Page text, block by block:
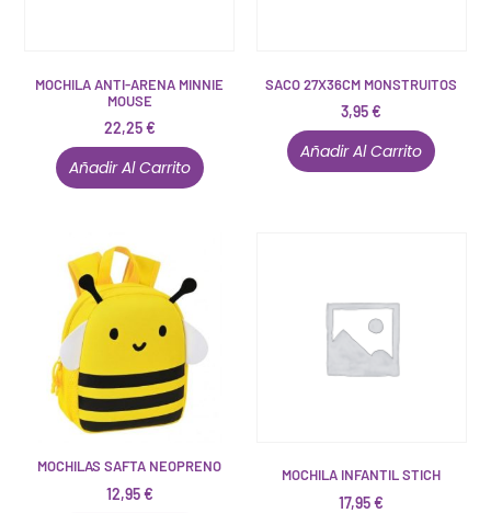
MOCHILA ANTI-ARENA MINNIE
MOUSE
22,25€
Añadir Al Carrito
SACO 27X36CM MONSTRUITOS
3,95€
Añadir Al Carrito
MOCHILAS SAFTA NEOPRENO
12,95€
MOCHILA INFANTIL STICH
17,95€